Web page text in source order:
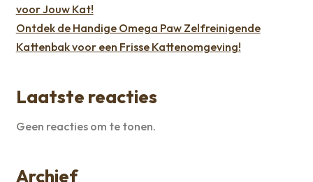
voor Jouw Kat!
Ontdek de Handige Omega Paw Zelfreinigende
Kattenbak voor een Frisse Kattenomgeving!
Laatste reacties
Geen reacties om te tonen.
Archief